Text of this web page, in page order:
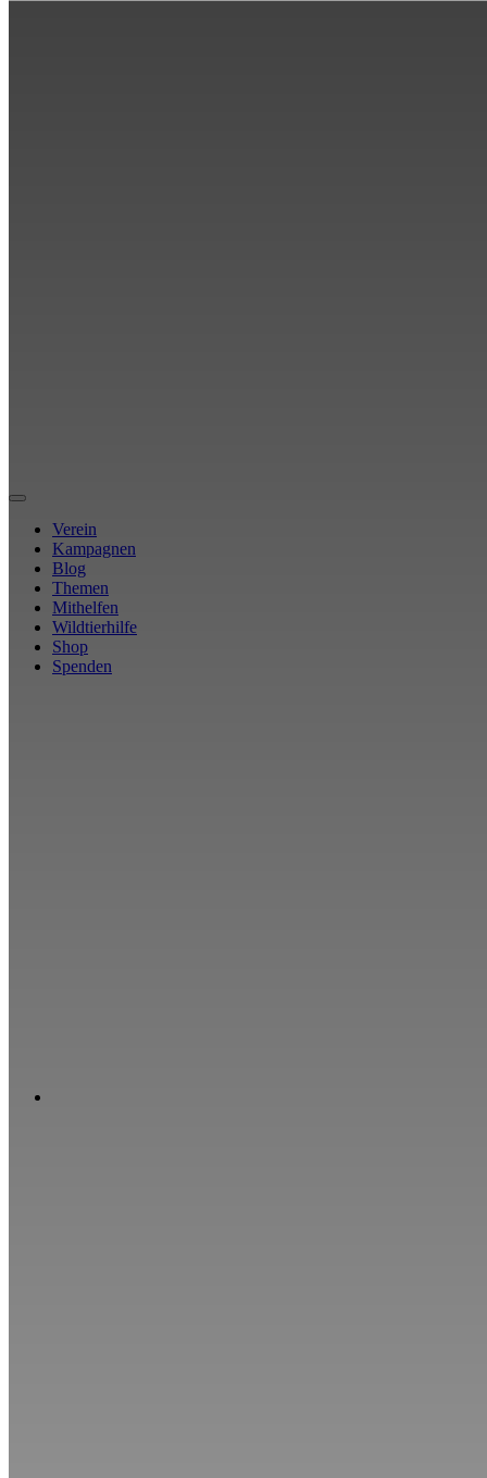
Verein
Kampagnen
Blog
Themen
Mithelfen
Wildtierhilfe
Shop
Spenden